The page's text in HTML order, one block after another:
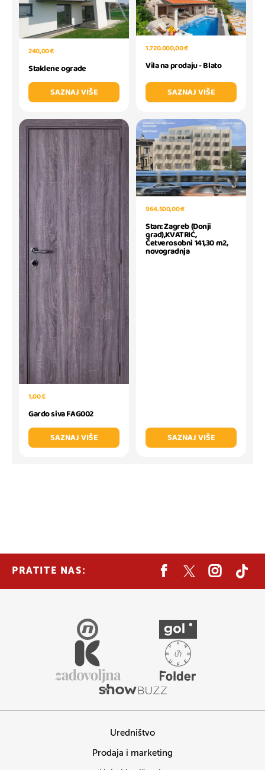
240,00 €
Staklene ograde
SAZNAJ VIŠE
1.720.000,00 €
Vila na prodaju - Blato
SAZNAJ VIŠE
1,00 €
Gardo siva FAG002
SAZNAJ VIŠE
964.500,00 €
Stan: Zagreb (Donji
grad),KVATRIĆ,
Četverosobni 141,30 m2,
novogradnja
SAZNAJ VIŠE
PRATITE NAS:
Uredništvo
Prodaja i marketing